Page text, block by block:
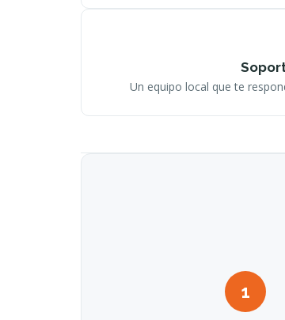
Un equipo local que te
1